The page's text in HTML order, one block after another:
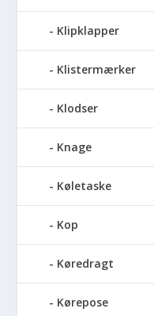
Klipklapper
Klistermærker
Klodser
Knage
Køletaske
Kop
Køredragt
Kørepose